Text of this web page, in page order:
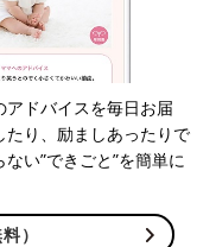
ドバイスを毎日お届
り、励ましあったりで
い”できごと”を簡単に
）